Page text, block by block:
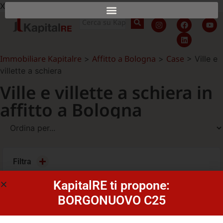
X
Immobiliare Kapitalre > Affitto a Bologna > Case > Ville e
villette a schiera
Ville e villette a schiera in
affitto a Bologna
Filtra
Al momento non sono presenti immobili in questa
categoria
KapitalRE ti propone:
BORGONUOVO C25